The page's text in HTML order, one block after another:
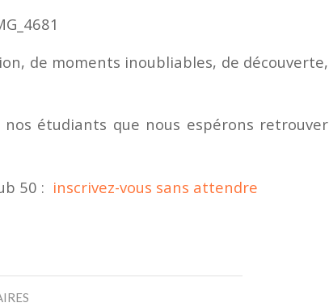
de moments inoubliables, de découverte,
étudiants que nous espérons retrouver
50 : inscrivez-vous sans attendre